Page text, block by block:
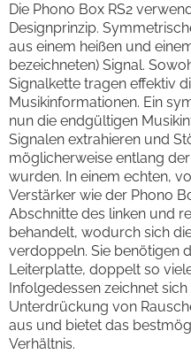
Die Phono Box RS2
Designprinzip.
aus einem heißen und
bezeichneten) Signal.
Signalkette tragen effektiv
Musikinformationen. Ein
nun die endgültigen
Signalen extrahieren und
möglicherweise entlang
wurden. In einem echten,
Verstärker wie der Phono
Abschnitte des linken und
behandelt, wodurch sich
verdoppeln. Sie benötigen
Leiterplatte, doppelt so
Infolgedessen zeichnet
Unterdrückung von
aus und bietet das
Verhältnis.